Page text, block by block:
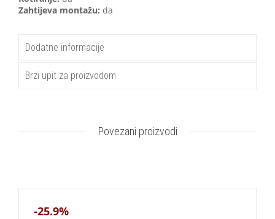
Zahtijeva montažu: da
Dodatne informacije
Brzi upit za proizvodom
Povezani proizvodi
-25.9%